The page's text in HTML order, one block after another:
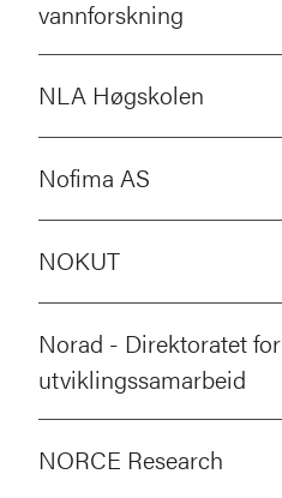
vannforskning
NLA Høgskolen
Nofima AS
NOKUT
Norad - Direktoratet for
utviklingssamarbeid
NORCE Research